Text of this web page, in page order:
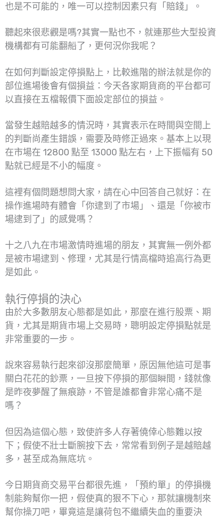
也是不可能的，唯一可以控制因素只有「賠錢」。
聽起來很悲觀是嗎?其實一點也不，就連那些大型投資
機構都有可能翻船了，更何況你我呢？
在如何判斷設定停損點上，比較進階的辦法就是你的
部位進場後會有個損益：今天各家期貨商的平台都可
以直接在五檔報價下面設定部位的損益。
當發生越賠越多的情況時，其實表示在時間與空間上
的判斷尚產生錯誤，需要及時修正過來。基本上以現
在市場在 12800 點至 13000 點左右，上下振幅有 50
點就已經是不小的幅度。
這裡有個問題想問大家，請在心中回答自己就好：在
操作進場時有體會「你逮到了市場」、還是「你被市
場逮到了」的感覺嗎？
十之八九在市場激情時進場的朋友，其實無一例外都
是被市場逮到、修理，尤其是行情高檔時追高行為更
是如此。
執行停損的決心
由於大多數朋友心態都是如此，那麼在進行股票、期
貨，尤其是期貨市場上交易時，聰明設定停損點就是
非常重要的一步。
說來容易執行起來卻沒那麼簡單，原因無他這可是事
關白花花的鈔票，一旦按下停損的那個瞬間，錢就像
是昨夜夢醒了無痕跡，不管是誰都會非常心痛不是
嗎？
但因為這個心態，致使許多人存著僥倖心態難以按
下；假使不壯士斷腕按下去，常常看到例子是越賠越
多，甚至成為無底坑。
今日期貨商交易平台都很先進，「預約單」的停損機
制能夠幫你一把，假使真的狠不下心，那就讓機制來
幫你操刀吧，畢竟這是讓荷包不繼續失血的重要決